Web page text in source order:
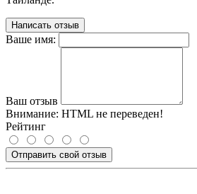
Написать отзыв
Ваше имя:
Ваш отзыв
Внимание: HTML не переведен!
Рейтинг
Отправить свой отзыв